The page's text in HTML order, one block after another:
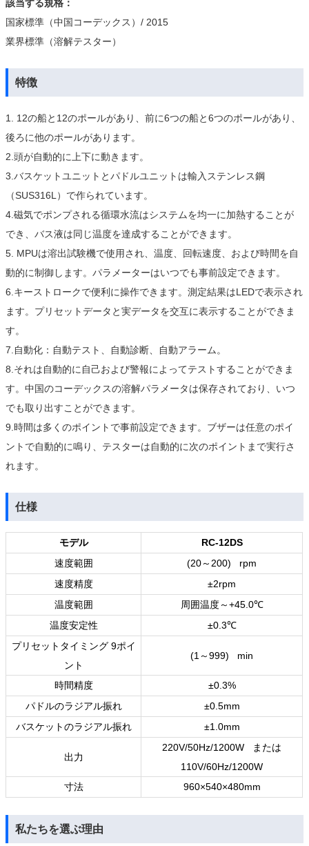
該当する規格：
国家標準（中国コーデックス）/ 2015
業界標準（溶解テスター）
特徴
1. 12の船と12のポールがあり、前に6つの船と6つのポールがあり、
後ろに他のポールがあります。
2.頭が自動的に上下に動きます。
3.バスケットユニットとパドルユニットは輸入ステンレス鋼
（SUS316L）で作られています。
4.磁気でポンプされる循環水流はシステムを均一に加熱することが
でき、バス液は同じ温度を達成することができます。
5. MPUは溶出試験機で使用され、温度、回転速度、および時間を自
動的に制御します。パラメーターはいつでも事前設定できます。
6.キーストロークで便利に操作できます。測定結果はLEDで表示され
ます。プリセットデータと実データを交互に表示することができま
す。
7.自動化：自動テスト、自動診断、自動アラーム。
8.それは自動的に自己および警報によってテストすることができま
す。中国のコーデックスの溶解パラメータは保存されており、いつ
でも取り出すことができます。
9.時間は多くのポイントで事前設定できます。ブザーは任意のポイ
ントで自動的に鳴り、テスターは自動的に次のポイントまで実行さ
れます。
仕様
モデル
RC-12DS
速度範囲
(20～ 200) rpm
速度精度
±2rpm
温度範囲
周囲温度～+45.0℃
温度安定性 ±0.3℃
プリセットタイミング9ポイ
ント
(1 ～999) min
時間精度
±0.3%
パドルのラジアル振れ
±0.5mm
バスケットのラジアル振れ
±1.0mm
出力
220V/50Hz/1200W
または
110V/60Hz/1200W
寸法
960×540×480mm
私たちを選ぶ理由